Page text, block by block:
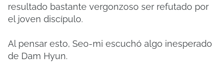
resultado bastante vergonzoso ser refutado por
el joven discípulo.
Al pensar esto, Seo-mi escuchó algo inesperado
de Dam Hyun.